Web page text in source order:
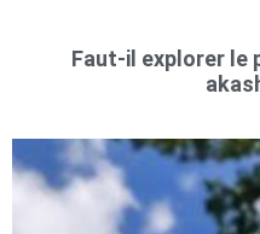
Faut-il explorer le